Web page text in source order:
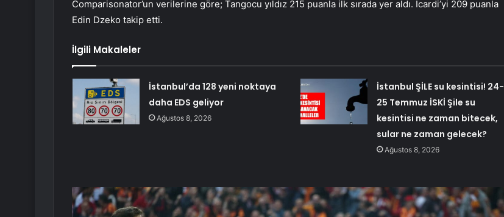
Comparisonator’un verilerine göre; Tangocu yıldız 215 puanla ilk sırada yer aldı. Icardi’yi 209 puanla
Edin Dzeko takip etti.
İlgili Makaleler
İstanbul’da 128 yeni noktaya
daha EDS geliyor
Ağustos 8, 2026
İstanbul ŞİLE su kesintisi! 24-
25 Temmuz İSKİ Şile su
kesintisi ne zaman bitecek,
sular ne zaman gelecek?
Ağustos 8, 2026